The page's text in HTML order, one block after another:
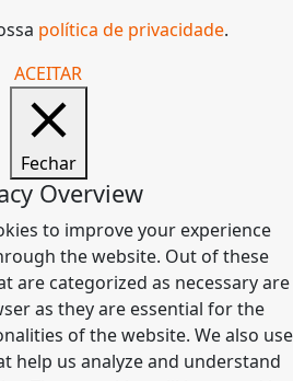
política de privacidade.
ACEITAR
Fechar
Overview
to improve your experience
the website. Out of these
are categorized as necessary are
as they are essential for the
of the website. We also use
help us analyze and understand